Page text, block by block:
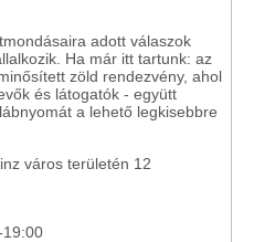
adott válaszok
Ha már itt tartunk: az
zöld rendezvény, ahol
és látogatók - együtt
a lehető legkisebbre
város területén 12
19:00